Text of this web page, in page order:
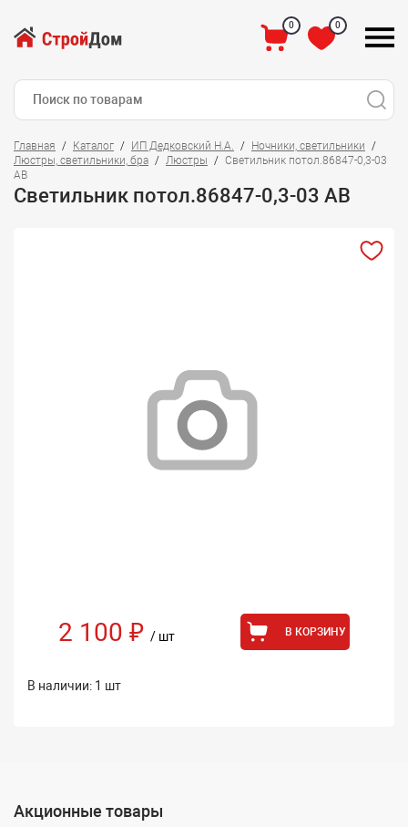
0 0
Главная Каталог ИП Дедковский Н.А.
Ночники, светильники
Люстры, светильники, бра
Люстры
Светильник потол.86847-0,3-03
АВ
Светильник потол.86847-0,3-03 АВ
2 100 ₽ / шт В КОРЗИНУ
В наличии: 1 шт
Акционные товары